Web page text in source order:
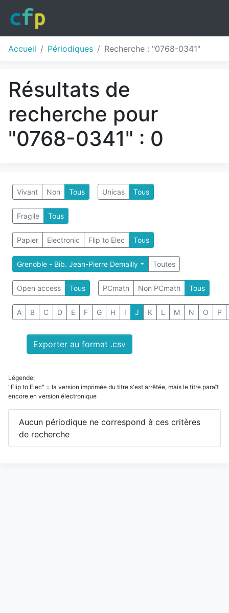
Accueil Périodiques Recherche : "0768-0341"
Résultats de
recherche pour
"0768-0341" : 0
Vivant Non Tous Unicas Tous
Fragile Tous
Papier Electronic Flip to Elec Tous
Grenoble - Bib. Jean-Pierre Demailly Toutes
Open access Tous PCmath Non PCmath Tous
A B C D E F G H I J K L M N O P
Exporter au format .csv
Légende:
"Flip to Elec" = la version imprimée du titre s'est arrêtée, mais le titre paraît
encore en version électronique
Aucun périodique ne correspond à ces critères
de recherche